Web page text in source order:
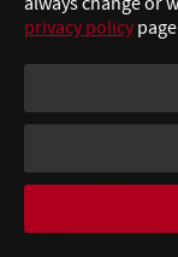
privacy policy